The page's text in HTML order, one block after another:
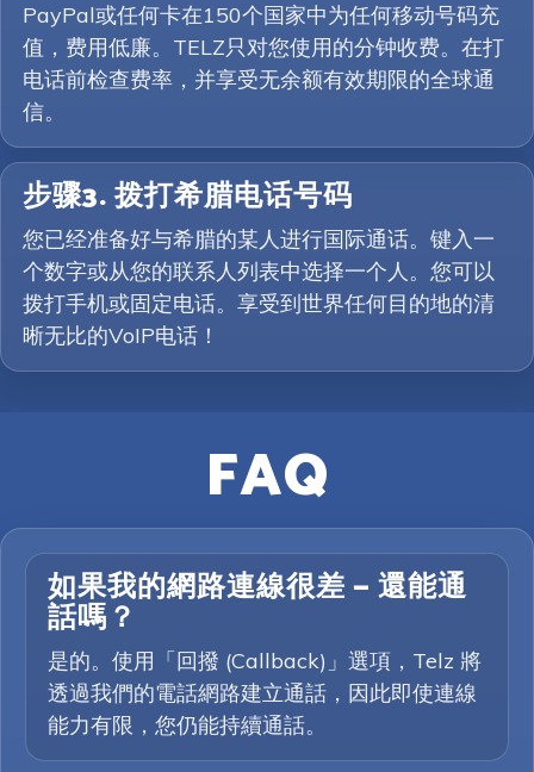
PayPal或任何卡在150个国家中为任何移动号码充
值，费用低廉。TELZ只对您使用的分钟收费。在打
电话前检查费率，并享受无余额有效期限的全球通
信。
步骤3. 拨打希腊电话号码
您已经准备好与希腊的某人进行国际通话。键入一
个数字或从您的联系人列表中选择一个人。您可以
拨打手机或固定电话。享受到世界任何目的地的清
晰无比的VoIP电话！
FAQ
如果我的網路連線很差 — 還能通
話嗎？
是的。使用「回撥 (Callback)」選項，Telz 將
透過我們的電話網路建立通話，因此即使連線
能力有限，您仍能持續通話。